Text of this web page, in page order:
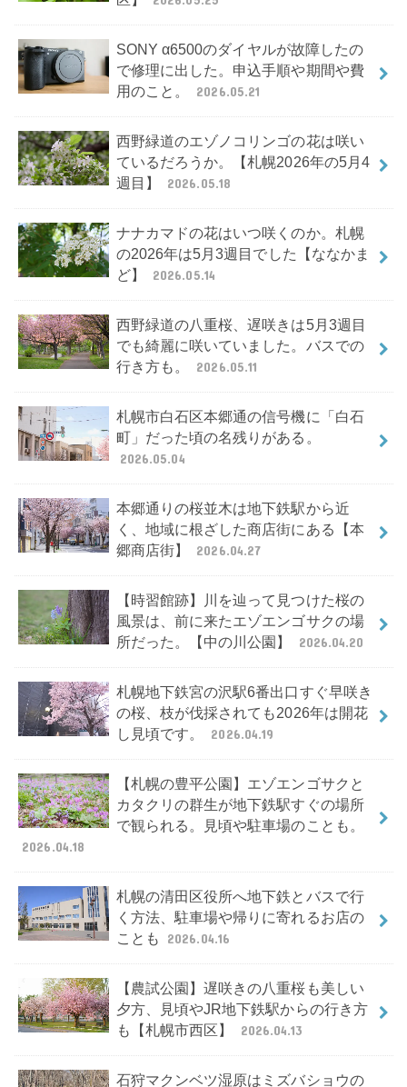
SONY α6500のダイヤルが故障したの
で修理に出した。申込手順や期間や費
用のこと。
2026.05.21
西野緑道のエゾノコリンゴの花は咲い
ているだろうか。【札幌2026年の5月4
週目】
2026.05.18
ナナカマドの花はいつ咲くのか。札幌
の2026年は5月3週目でした【ななかま
ど】
2026.05.14
西野緑道の八重桜、遅咲きは5月3週目
でも綺麗に咲いていました。バスでの
行き方も。
2026.05.11
札幌市白石区本郷通の信号機に「白石
町」だった頃の名残りがある。
2026.05.04
本郷通りの桜並木は地下鉄駅から近
く、地域に根ざした商店街にある【本
郷商店街】
2026.04.27
【時習館跡】川を辿って見つけた桜の
風景は、前に来たエゾエンゴサクの場
所だった。【中の川公園】
2026.04.20
札幌地下鉄宮の沢駅6番出口すぐ早咲き
の桜、枝が伐採されても2026年は開花
し見頃です。
2026.04.19
【札幌の豊平公園】エゾエンゴサクと
カタクリの群生が地下鉄駅すぐの場所
で観られる。見頃や駐車場のことも。
2026.04.18
札幌の清田区役所へ地下鉄とバスで行
く方法、駐車場や帰りに寄れるお店の
ことも
2026.04.16
【農試公園】遅咲きの八重桜も美しい
夕方、見頃やJR地下鉄駅からの行き方
も【札幌市西区】
2026.04.13
石狩マクンベツ湿原はミズバショウの